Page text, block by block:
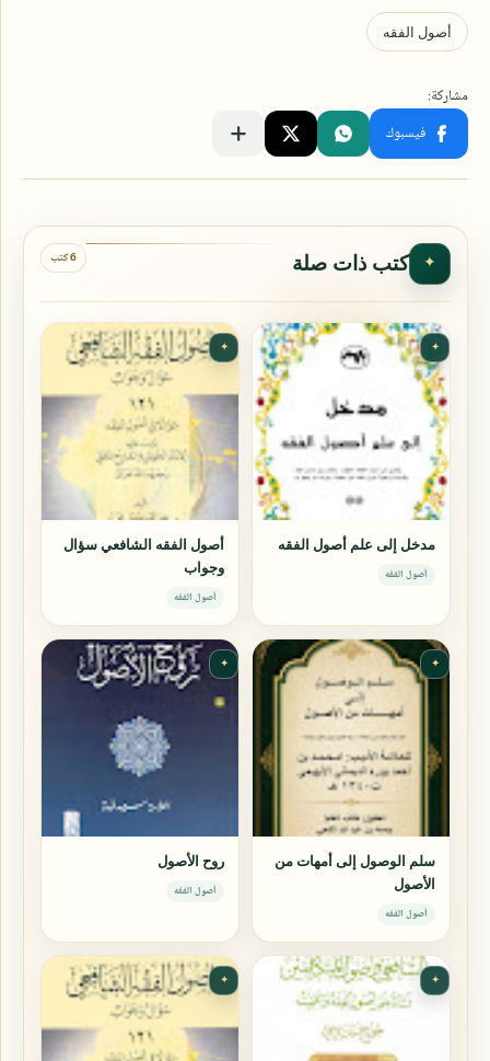
✦ كتب ذات صلة 6 كتب
✦
مدخل إلى علم أصول الفقه
أصول الفقه
✦
أصول الفقه الشافعي سؤال
وجواب
أصول الفقه
✦
سلم الوصول إلى أمهات من
الأصول
أصول الفقه
✦
روح الأصول
أصول الفقه
✦
✦